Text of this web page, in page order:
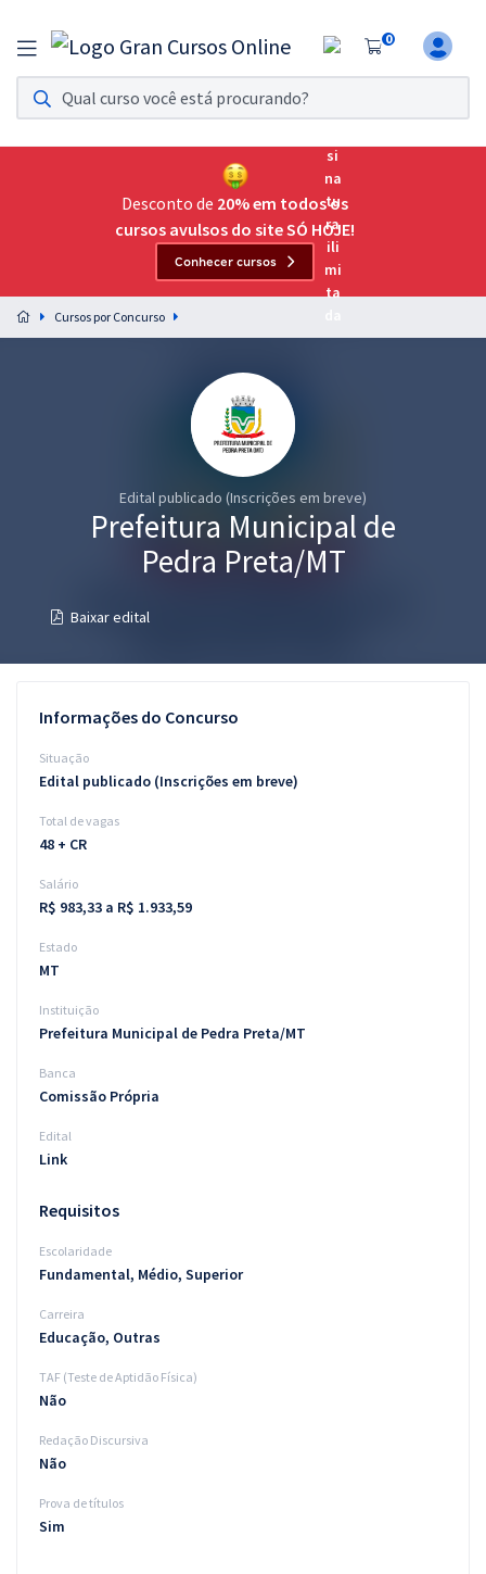
0
Assinatura Ilimitada 11
Acesso a todos os cursos. Teste grátis por 7 dias!
Assinatura OAB Até Passar
Acesso ilimitado a toda preparação para o Exame da
Preparação completa e intensiva para as principais
residências em saúde do Brasil
Questões grátis
Conteúdo gratuito
Aprovados
Atendimento
Desconto de 20% em todos os
cursos avulsos do site SÓ HOJE!
Conhecer cursos
Cursos por Concurso
Edital publicado (Inscrições em breve)
Prefeitura Municipal de
Pedra Preta/MT
Baixar edital
Informações do Concurso
Situação
Edital publicado (Inscrições em breve)
Total de vagas
48 + CR
Salário
R$ 983,33 a R$ 1.933,59
Estado
MT
Instituição
Prefeitura Municipal de Pedra Preta/MT
Banca
Comissão Própria
Edital
Link
Requisitos
Escolaridade
Fundamental, Médio, Superior
Carreira
Educação, Outras
TAF (Teste de Aptidão Física)
Não
Redação Discursiva
Não
Prova de títulos
Sim